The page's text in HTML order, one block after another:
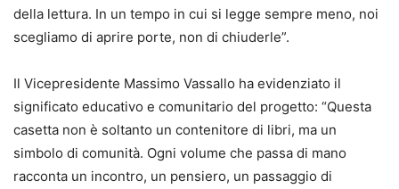
della lettura. In un tempo in cui si legge sempre meno, noi
scegliamo di aprire porte, non di chiuderle”.
Il Vicepresidente Massimo Vassallo ha evidenziato il
significato educativo e comunitario del progetto: “Questa
casetta non è soltanto un contenitore di libri, ma un
simbolo di comunità. Ogni volume che passa di mano
racconta un incontro, un pensiero, un passaggio di